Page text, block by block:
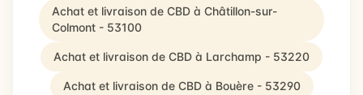
Achat et livraison de CBD à Châtillon-sur-
Colmont - 53100
Achat et livraison de CBD à Larchamp - 53220
Achat et livraison de CBD à Bouère - 53290